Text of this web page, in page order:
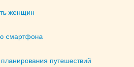
женщин
смартфона
путешествий